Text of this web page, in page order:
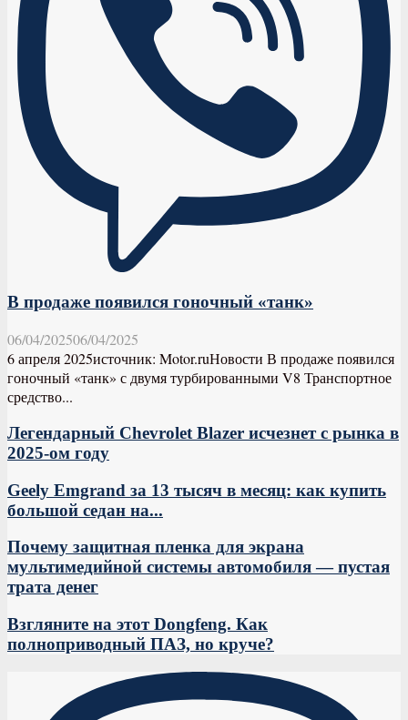
В продаже появился гоночный «танк»
06/04/202506/04/2025
6 апреля 2025источник: Motor.ruНовости В продаже появился
гоночный «танк» с двумя турбированными V8 Транспортное
средство...
Легендарный Chevrolet Blazer исчезнет с рынка в
2025-ом году
Geely Emgrand за 13 тысяч в месяц: как купить
большой седан на...
Почему защитная пленка для экрана
мультимедийной системы автомобиля — пустая
трата денег
Взгляните на этот Dongfeng. Как
полноприводный ПАЗ, но круче?